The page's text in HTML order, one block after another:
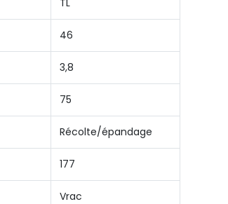
TL
46
3,8
75
Récolte/épandage
177
Vrac